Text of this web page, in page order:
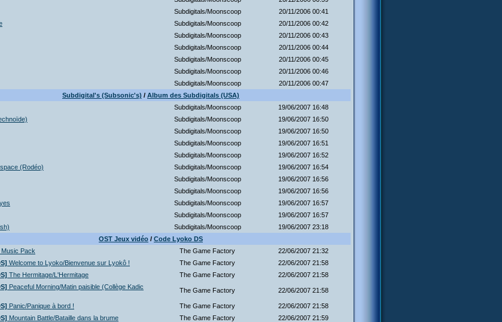
Subdigitals/Moonscoop
20/11/2006 00:41
Subdigitals/Moonscoop
20/11/2006 00:42
Subdigitals/Moonscoop
20/11/2006 00:43
Subdigitals/Moonscoop
20/11/2006 00:44
Subdigitals/Moonscoop
20/11/2006 00:45
Subdigitals/Moonscoop
20/11/2006 00:46
Subdigitals/Moonscoop
20/11/2006 00:47
Subdigital's (Subsonic's) / Album des Subdigitals (USA)
Subdigitals/Moonscoop
19/06/2007 16:48
Subdigitals/Moonscoop
19/06/2007 16:50
Subdigitals/Moonscoop
19/06/2007 16:50
Subdigitals/Moonscoop
19/06/2007 16:51
Subdigitals/Moonscoop
19/06/2007 16:52
(Rodéo)
Subdigitals/Moonscoop
19/06/2007 16:54
Subdigitals/Moonscoop
19/06/2007 16:56
Subdigitals/Moonscoop
19/06/2007 16:56
Subdigitals/Moonscoop
19/06/2007 16:57
Subdigitals/Moonscoop
19/06/2007 16:57
Subdigitals/Moonscoop
19/06/2007 23:18
OST Jeux vidéo / Code Lyoko DS
Pack
The Game Factory
22/06/2007 21:32
Welcome to Lyoko/Bienvenue sur Lyokô ! The Game Factory
22/06/2007 21:58
The Hermitage/L'Hermitage The Game Factory
22/06/2007 21:58
Peaceful Morning/Matin paisible (Collège Kadic
The Game Factory 22/06/2007 21:58
Panic/Panique à bord ! The Game Factory
22/06/2007 21:58
Mountain Battle/Bataille dans la brume The Game Factory
22/06/2007 21:59